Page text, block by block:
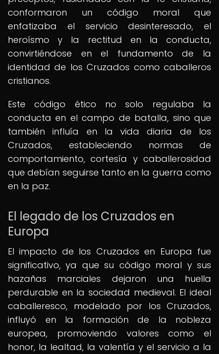
conformaron un código moral que
enfatizaba el servicio desinteresado, el
heroísmo y la rectitud en la conducta,
convirtiéndose en el fundamento de la
identidad de los Cruzados como caballeros
cristianos.
Este código ético no solo regulaba la
conducta en el campo de batalla, sino que
también influía en la vida diaria de los
Cruzados, estableciendo normas de
comportamiento, cortesía y caballerosidad
que debían seguirse tanto en la guerra como
en la paz.
El legado de los Cruzados en
Europa
El impacto de los Cruzados en Europa fue
significativo, ya que su código moral y sus
hazañas marciales dejaron una huella
perdurable en la sociedad medieval. El ideal
caballeresco, modelado por los Cruzados,
influyó en la formación de la nobleza
europea, promoviendo valores como el
honor, la lealtad, la valentía y el servicio a la